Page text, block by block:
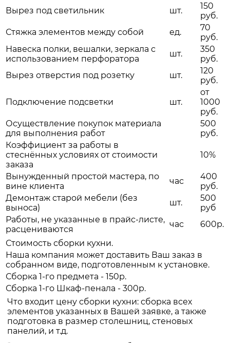
Вырез под светильник
шт.
150
руб.
Стяжка элементов между собой
ед.
70
руб.
Навеска полки, вешалки, зеркала с
использованием перфоратора
шт.
350
руб.
Вырез отверстия под розетку
шт.
120
руб.
Подключение подсветки шт.
от
1000
руб.
Осуществление покупок материала
для выполнения работ
500
руб.
Коэффициент за работы в
стеснённых условиях от стоимости
заказа
10%
Вынужденный простой мастера, по
вине клиента
час
400
руб.
Демонтаж старой мебели (без
выноса)
шт.
500
руб
Работы, не указанные в прайс-листе,
расцениваются
час
600р.
Стоимость сборки кухни.
Наша компания может доставить Ваш заказ в
собранном виде, подготовленным к установке.
Сборка 1-го предмета - 150р.
Сборка 1-го Шкаф-пенала - 300р.
Что входит цену сборки кухни: сборка всех
элементов указанных в Вашей заявке, а также
подготовка в размер столешниц, стеновых
панелий, и т.д.